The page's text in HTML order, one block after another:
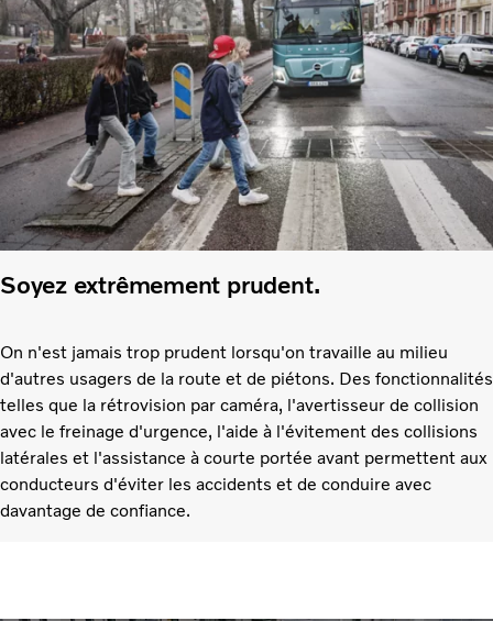
Soyez extrêmement prudent.
On n'est jamais trop prudent lorsqu'on travaille au milieu
d'autres usagers de la route et de piétons. Des fonctionnalités
telles que la rétrovision par caméra, l'avertisseur de collision
avec le freinage d'urgence, l'aide à l'évitement des collisions
latérales et l'assistance à courte portée avant permettent aux
conducteurs d'éviter les accidents et de conduire avec
davantage de confiance.